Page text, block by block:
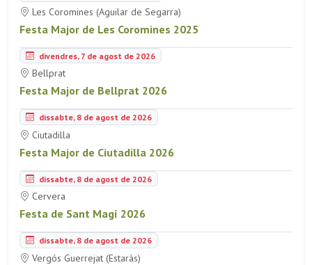
Les Coromines (Aguilar de Segarra)
Festa Major de Les Coromines 2025
divendres, 7 de agost de 2026
Bellprat
Festa Major de Bellprat 2026
dissabte, 8 de agost de 2026
Ciutadilla
Festa Major de Ciutadilla 2026
dissabte, 8 de agost de 2026
Cervera
Festa de Sant Magí 2026
dissabte, 8 de agost de 2026
Vergós Guerrejat (Estaràs)